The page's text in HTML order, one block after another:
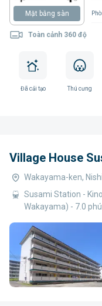
Mặt bằng sàn
Toàn cảnh 360 độ
Đã cải tạo Thú cưng
Village House
Wakayama-ken,
Susami Station -
Wakayama) - 7.0